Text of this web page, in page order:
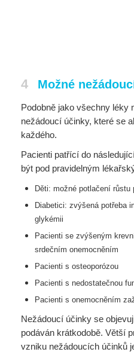
4 Možné
Podobně jako všechny léky
nežádoucí účinky, které se
každého.
Pacienti patřící do
být pod pravidelným
Děti: možné potlačení růstu
Diabetici: zvýšená potřeba
glykémii
Pacienti se zvýšeným
srdečním onemocněním
Pacienti s osteoporózou
Pacienti s nedostatečnou
Pacienti s onemocněním
Nežádoucí účinky se
podáván krátkodobě. Větší
vzniku nežádoucích účinků